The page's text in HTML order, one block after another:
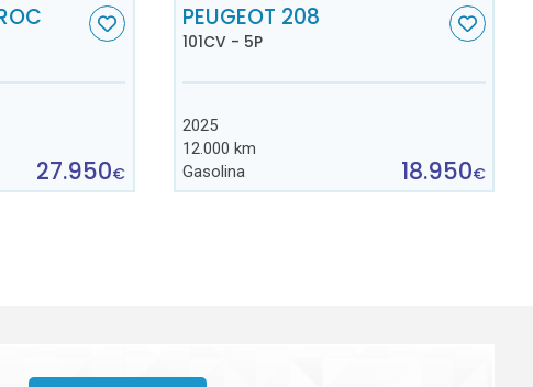
27.950€
PEUGEOT 208
101CV - 5P
2025
12.000 km
Gasolina
18.950€